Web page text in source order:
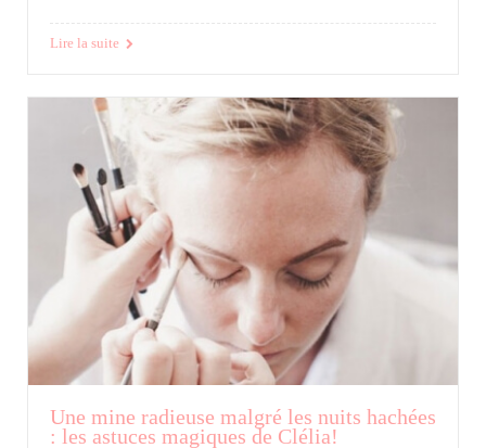
Lire la suite
Une mine radieuse malgré les nuits hachées
: les astuces magiques de Clélia!